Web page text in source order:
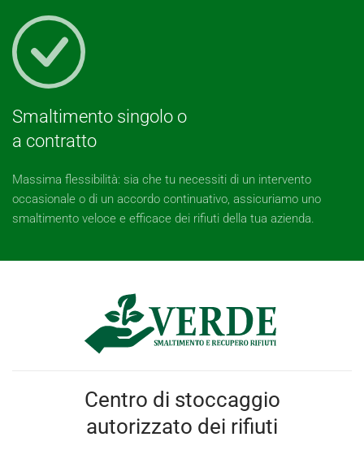
Smaltimento singolo o
a contratto
Massima flessibilità: sia che tu necessiti di un intervento
occasionale o di un accordo continuativo, assicuriamo uno
smaltimento veloce e efficace dei rifiuti della tua azienda.
Centro di stoccaggio
autorizzato dei rifiuti